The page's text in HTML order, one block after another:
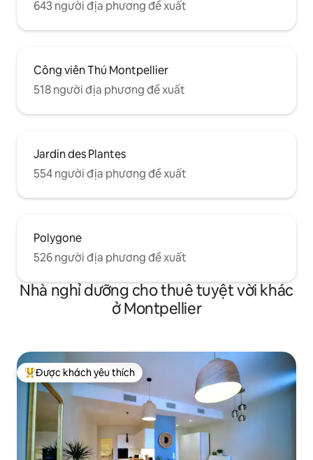
643 người địa phương đề xuất
Công viên Thú Montpellier
518 người địa phương đề xuất
Jardin des Plantes
554 người địa phương đề xuất
Polygone
526 người địa phương đề xuất
Nhà nghỉ dưỡng cho thuê tuyệt vời khác
ở Montpellier
Được khách yêu thích nhất
Được khách yêu thích